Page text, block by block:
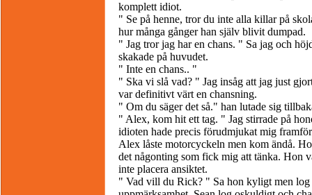
komplett idiot.
" Se på henne, tror du inte alla killar på
hur många gånger han själv blivit dumpad.
" Jag tror jag har en chans. " Sa jag och
skakade på huvudet.
" Inte en chans.. "
" Ska vi slå vad? " Jag insåg att jag just
var definitivt värt en chansning.
" Om du säger det så." han lutade sig
" Alex, kom hit ett tag. " Jag stirrade på
idioten hade precis förudmjukat mig
Alex låste motorcyckeln men kom ändå.
det någonting som fick mig att tänka. Hon
inte placera ansiktet.
" Vad vill du Rick? " Sa hon kyligt men log